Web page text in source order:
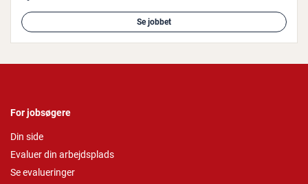
Se jobbet
For jobsøgere
Din side
Evaluer din arbejdsplads
Se evalueringer